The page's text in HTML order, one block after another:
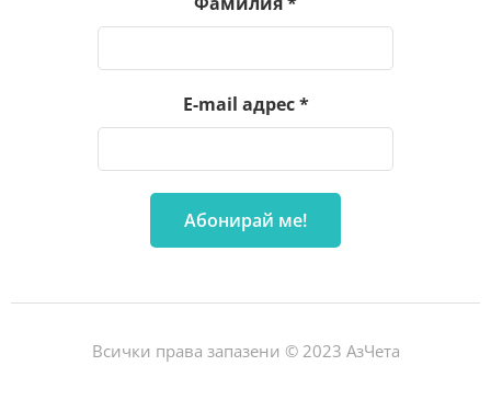
E-mail адрес*
Всички права запазени © 2023 АзЧета